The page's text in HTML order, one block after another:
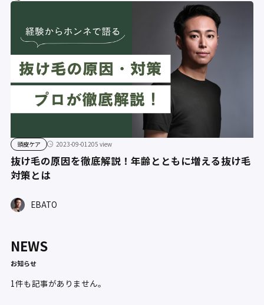
頭皮ケア 2023-09-01205 view
抜け毛の原因を徹底解説！年齢とともに増える抜け毛
対策とは
EBATO
NEWS
お知らせ
1件も記事がありません。